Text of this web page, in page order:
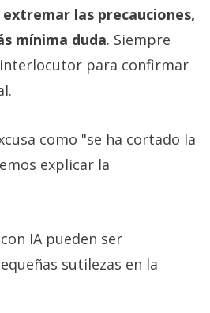
extremar las precauciones,
mínima duda. Siempre
para confirmar
como "se ha cortado la
explicar la
IA pueden ser
sutilezas en la